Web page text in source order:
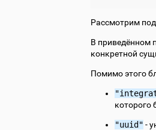
Рассмотрим
В приведённом
конкретной
Помимо этого
которого
"uuid" -